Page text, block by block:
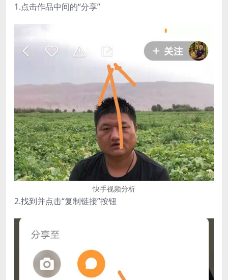
1.点击作品中间的“分享”
快手视频分析
2.找到并点击“复制链接”按钮